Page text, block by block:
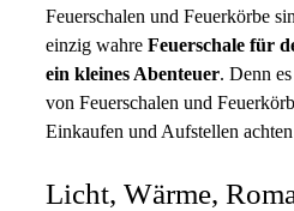
Feuerschalen und Feuerkörbe
einzig wahre Feuerschale für
ein kleines Abenteuer. Denn
von Feuerschalen und
Einkaufen und Aufstellen
Licht, Wärme,